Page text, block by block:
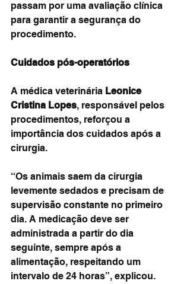
passam por uma avaliação clínica
para garantir a segurança do
procedimento.
Cuidados pós-operatórios
A médica veterinária Leonice
Cristina Lopes, responsável pelos
procedimentos, reforçou a
importância dos cuidados após a
cirurgia.
“Os animais saem da cirurgia
levemente sedados e precisam de
supervisão constante no primeiro
dia. A medicação deve ser
administrada a partir do dia
seguinte, sempre após a
alimentação, respeitando um
intervalo de 24 horas”, explicou.